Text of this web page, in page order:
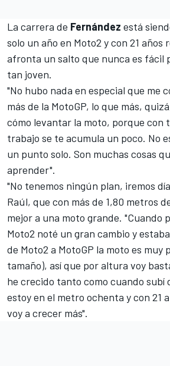
La carrera de Fernández está
solo un año en Moto2 y con 21 años
afronta un salto que nunca es fácil
tan joven.
"No hubo nada en especial que me
más de la MotoGP, lo que más,
cómo levantar la moto, porque con
trabajo se te acumula un poco. No
un punto solo. Son muchas cosas
aprender".
"No tenemos ningún plan, iremos
Raúl, que con más de 1,80 metros
mejor a una moto grande. "Cuando
Moto2 noté un gran cambio y
de Moto2 a MotoGP la moto es muy
tamaño), así que por altura voy
he crecido tanto como cuando subí
estoy en el metro ochenta y con 21
voy a crecer más".